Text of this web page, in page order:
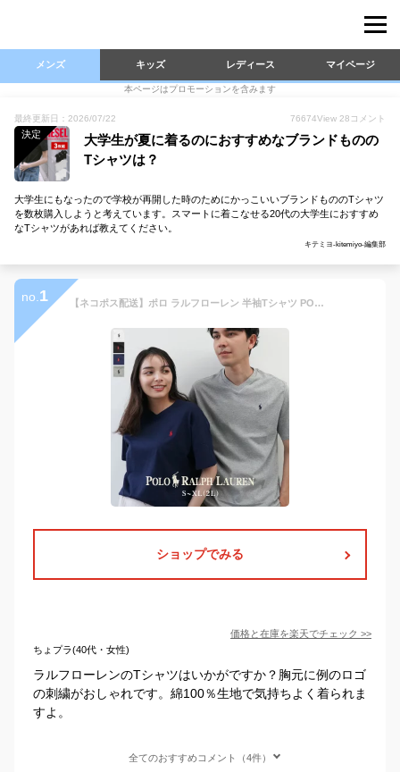
メンズ キッズ レディース マイページ
本ページはプロモーションを含みます
最終更新日：2026/07/22 76674View 28 コメント
決定
大学生が夏に着るのにおすすめなブランドものの
Tシャツは？
大学生にもなったので学校が再開した時のためにかっこいいブランドもののTシャツ
を数枚購入しようと考えています。スマートに着こなせる20代の大学生におすすめ
なTシャツがあれば教えてください。
キテミヨ-kitemiyo-編集部
no. 1 【ネコポス配送】ポロ ラルフローレン 半袖Tシャツ POLO RALPH LAUREN ワンポイント Vネック 半袖Tシャツ メンズ レディース ブラック 黒 ホワイト 白 ネイビー 紺 グレー ブランド ボーイズ ウェア トップス Vネック シンプル|slz|
ショップでみる
価格と在庫を楽天でチェック >>
ちょプラ(40代・女性)
ラルフローレンのTシャツはいかがですか？胸元に例のロゴ
の刺繍がおしゃれです。綿100％生地で気持ちよく着られま
すよ。
全てのおすすめコメント（4件）